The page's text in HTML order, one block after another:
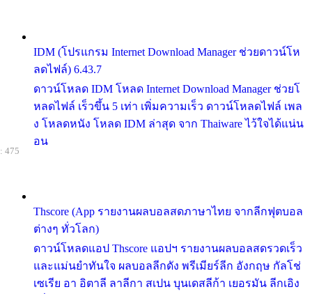
IDM (โปรแกรม Internet Download Manager ช่วยดาวน์โห
ลดไฟล์) 6.43.7
ดาวน์โหลด IDM โหลด Internet Download Manager ช่วยโ
หลดไฟล์ เร็วขึ้น 5 เท่า เพิ่มความเร็ว ดาวน์โหลดไฟล์ เพล
ง โหลดหนัง โหลด IDM ล่าสุด จาก Thaiware ไว้ใจได้แน่น
อน
Thscore (App รายงานผลบอลสดภาษาไทย จากลีกฟุตบอล
ต่างๆ ทั่วโลก)
ดาวน์โหลดแอป Thscore แอปฯ รายงานผลบอลสดรวดเร็ว
และแม่นยำทันใจ ผลบอลลีกดัง พรีเมียร์ลีก อังกฤษ กัลโช่
เซเรีย อา อิตาลี ลาลีกา สเปน บุนเดสลีก้า เยอรมัน ลีกเอิง
475